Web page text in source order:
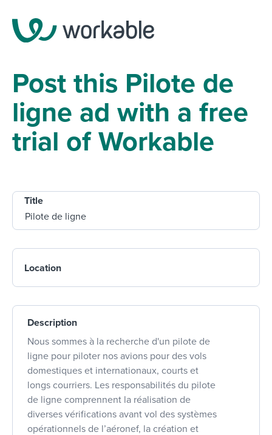
Post this Pilote de
ligne ad with a free
trial of Workable
Title
Location
Description
Nous sommes à la recherche d'un pilote de
ligne pour piloter nos avions pour des vols
domestiques et internationaux, courts et
longs courriers. Les responsabilités du pilote
de ligne comprennent la réalisation de
diverses vérifications avant vol des systèmes
opérationnels de l’aéronef, la création et